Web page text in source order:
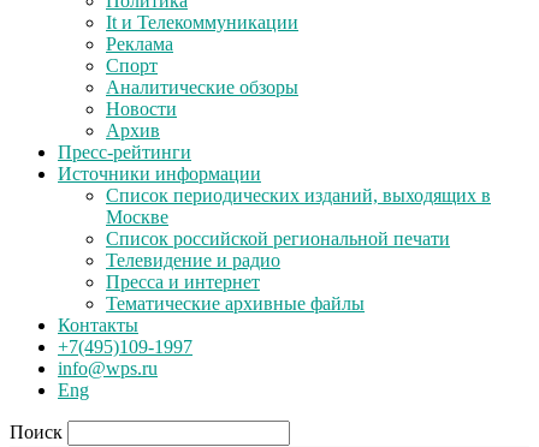
It и Телекоммуникации
Реклама
Спорт
Аналитические обзоры
Новости
Архив
Пресс-рейтинги
Источники информации
Список периодических изданий, выходящих в
Москве
Список российской региональной печати
Телевидение и радио
Пресса и интернет
Тематические архивные файлы
Контакты
+7(495)109-1997
info@wps.ru
Eng
Поиск